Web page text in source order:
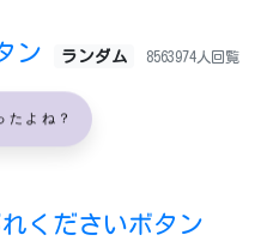
ン ランダム 8563974人回覧
たよね？
くださいボタン